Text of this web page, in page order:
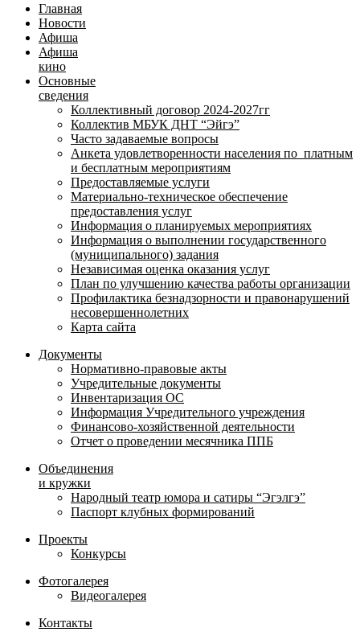
Главная
Новости
Афиша
Афиша
кино
Основные
сведения
Коллективный договор 2024-2027гг
Коллектив МБУК ДНТ “Эйгэ”
Часто задаваемые вопросы
Анкета удовлетворенности населения по платным
и бесплатным мероприятиям
Предоставляемые услуги
Материально-техническое обеспечение
предоставления услуг
Информация о планируемых мероприятиях
Информация о выполнении государственного
(муниципального) задания
Независимая оценка оказания услуг
План по улучшению качества работы организации
Профилактика безнадзорности и правонарушений
несовершеннолетних
Карта сайта
Документы
Нормативно-правовые акты
Учредительные документы
Инвентаризация ОС
Информация Учредительного учреждения
Финансово-хозяйственной деятельности
Отчет о проведении месячника ППБ
Объединения
и кружки
Народный театр юмора и сатиры “Эгэлгэ”
Паспорт клубных формирований
Проекты
Конкурсы
Фотогалерея
Видеогалерея
Контакты